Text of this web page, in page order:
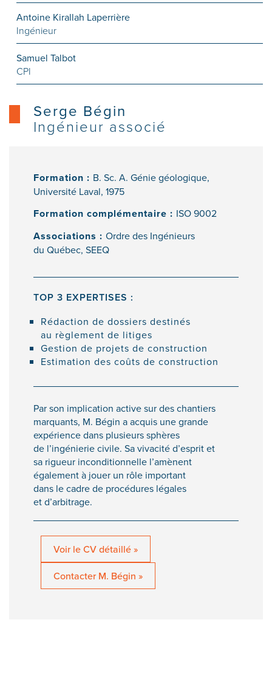
Antoine Kirallah Laperrière
Ingénieur
Samuel Talbot
CPI
Serge Bégin
Ingénieur associé
Formation : B. Sc. A. Génie géologique,
Université Laval, 1975
Formation complémentaire : ISO 9002
Associations : Ordre des Ingénieurs
du Québec, SEEQ
TOP 3 EXPERTISES :
Rédaction de dossiers destinés
au règlement de litiges
Gestion de projets de construction
Estimation des coûts de construction
Par son implication active sur des chantiers
marquants, M. Bégin a acquis une grande
expérience dans plusieurs sphères
de l’ingénierie civile. Sa vivacité d’esprit et
sa rigueur inconditionnelle l’amènent
également à jouer un rôle important
dans le cadre de procédures légales
et d’arbitrage.
Voir le CV détaillé »
Contacter M. Bégin »